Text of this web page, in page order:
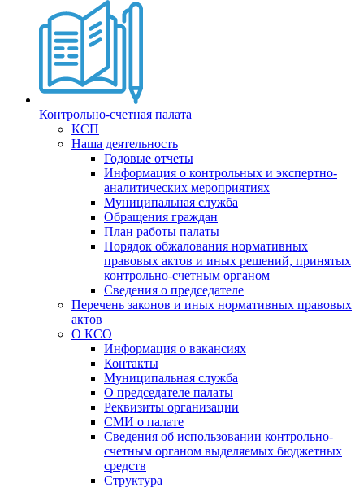
Контрольно-счетная палата
КСП
Наша деятельность
Годовые отчеты
Информация о контрольных и экспертно-
аналитических мероприятиях
Муниципальная служба
Обращения граждан
План работы палаты
Порядок обжалования нормативных
правовых актов и иных решений, принятых
контрольно-счетным органом
Сведения о председателе
Перечень законов и иных нормативных правовых
актов
О КСО
Информация о вакансиях
Контакты
Муниципальная служба
О председателе палаты
Реквизиты организации
СМИ о палате
Сведения об использовании контрольно-
счетным органом выделяемых бюджетных
средств
Структура